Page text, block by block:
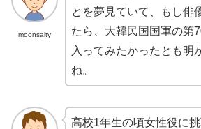
moonsalty
とを夢見ていて、もし俳
たら、大韓民国国軍の第
入ってみたかったとも明
ね。
高校1年生の頃女性役に